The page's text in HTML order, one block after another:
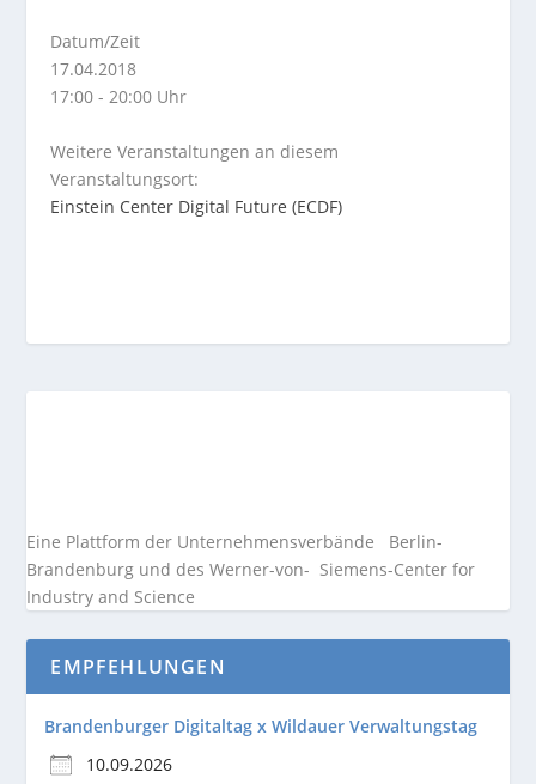
Datum/Zeit
17.04.2018
17:00 - 20:00 Uhr
Weitere Veranstaltungen an diesem
Veranstaltungsort:
Einstein Center Digital Future (ECDF)
Eine Plattform der Unternehmensverbände Berlin-
Brandenburg und des Werner-von- Siemens-Center for
Industry and Science
EMPFEHLUNGEN
Brandenburger Digitaltag x Wildauer Verwaltungstag
10.09.2026